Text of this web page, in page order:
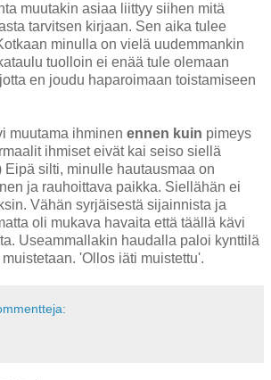
muutakin asiaa liittyy siihen mitä
tarvitsen kirjaan. Sen aika tulee
minulla on vielä uudemmankin
tuolloin ei enää tule olemaan
en joudu haparoimaan toistamiseen
muutama ihminen ennen kuin pimeys
ihmiset eivät kai seiso siellä
Eipä silti, minulle hautausmaa on
ja rauhoittava paikka. Siellähän ei
Vähän syrjäisestä sijainnista ja
oli mukava havaita että täällä kävi
Useammallakin haudalla paloi kynttilä
'Ollos iäti muistettu'.